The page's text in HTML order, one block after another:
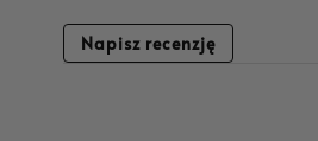
Napisz recenzję